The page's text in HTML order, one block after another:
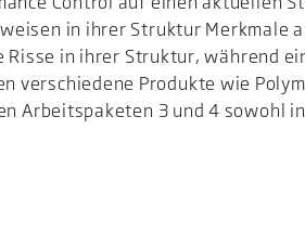
in ihrer Struktur Merkmale
in ihrer Struktur, während
verschiedene Produkte wie
Arbeitspaketen 3 und 4 sowohl